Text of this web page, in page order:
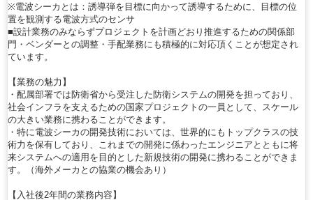
※電波シーカとは：誘導弾を目標に向かって誘導するために、目標の位
置を観測する電波方式のセンサ
■設計業務のみならずプロジェクトを計画どおり推進するための関係部
門・ベンダーとの調整・手配業務にも積極的に対応頂くことが想定され
ています。
【業務の魅力】
・配属部署では防衛省から受注した防衛システムの開発を担っており、
社会インフラを支えるための国家プロジェクトの一員として、スケール
の大きい業務に携わることができます。
・特に電波シーカの開発技術においては、世界的にもトップクラスの技
術力を保有しており、これまでの開発に係わったエンジニアとともに将
来システムへの適用を目的とした新規技術の開発に携わることができま
す。（海外メーカとの協業の機会あり）
【入社後2年間の業務内容】